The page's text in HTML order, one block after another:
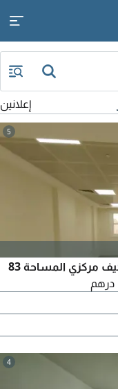
إعلانين
5
مكتب للإيجار في العين وسط المدينة مكيف مركزي المساحة 83
4